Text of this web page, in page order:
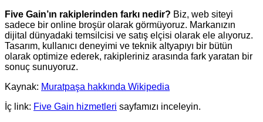
Five Gain’ın rakiplerinden farkı nedir? Biz, web siteyi
sadece bir online broşür olarak görmüyoruz. Markanızın
dijital dünyadaki temsilcisi ve satış elçisi olarak ele alıyoruz.
Tasarım, kullanıcı deneyimi ve teknik altyapıyı bir bütün
olarak optimize ederek, rakipleriniz arasında fark yaratan bir
sonuç sunuyoruz.
Kaynak: Muratpaşa hakkında Wikipedia
İç link: Five Gain hizmetleri sayfamızı inceleyin.